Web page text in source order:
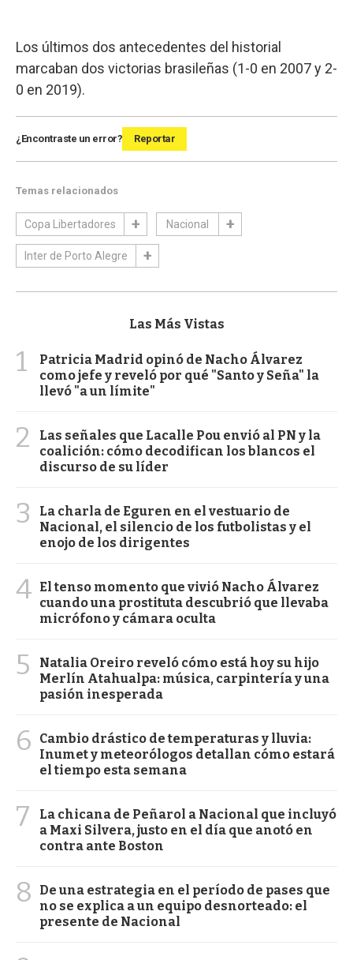
Los últimos dos antecedentes del historial
marcaban dos victorias brasileñas (1-0 en 2007 y 2-
0 en 2019).
¿Encontraste un error? Reportar
Temas relacionados
Copa Libertadores Nacional
Inter de Porto Alegre
Las Más Vistas
1
Patricia Madrid opinó de Nacho Álvarez
como jefe y reveló por qué "Santo y Seña" la
llevó "a un límite"
2
Las señales que Lacalle Pou envió al PN y la
coalición: cómo decodifican los blancos el
discurso de su líder
3
La charla de Eguren en el vestuario de
Nacional, el silencio de los futbolistas y el
enojo de los dirigentes
4 El tenso momento que vivió Nacho Álvarez
cuando una prostituta descubrió que llevaba
micrófono y cámara oculta
5
Natalia Oreiro reveló cómo está hoy su hijo
Merlín Atahualpa: música, carpintería y una
pasión inesperada
6
Cambio drástico de temperaturas y lluvia:
Inumet y meteorólogos detallan cómo estará
el tiempo esta semana
7
La chicana de Peñarol a Nacional que incluyó
a Maxi Silvera, justo en el día que anotó en
contra ante Boston
8
De una estrategia en el período de pases que
no se explica a un equipo desnorteado: el
presente de Nacional